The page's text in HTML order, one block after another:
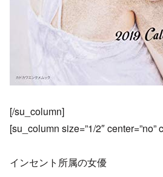
[/su_column]
[su_column size=”1/2″ center=”no”
インセント所属の女優